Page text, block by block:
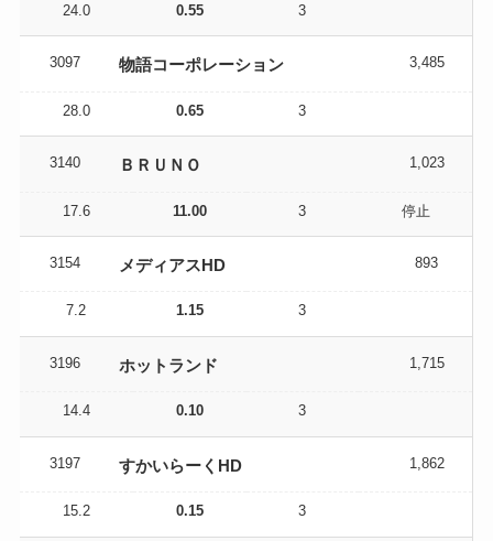
24.0 0.55 3
3097 物語コーポレーション 3,485
28.0 0.65 3
3140 ＢＲＵＮＯ 1,023
17.6 11.00 3 停止
3154 メディアスHD 893
7.2 1.15 3
3196 ホットランド 1,715
14.4 0.10 3
3197 すかいらーくHD 1,862
15.2 0.15 3